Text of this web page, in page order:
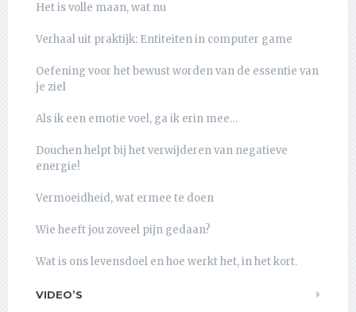
Het is volle maan, wat nu
Verhaal uit praktijk: Entiteiten in computer game
Oefening voor het bewust worden van de essentie van
je ziel
Als ik een emotie voel, ga ik erin mee…
Douchen helpt bij het verwijderen van negatieve
energie!
Vermoeidheid, wat ermee te doen
Wie heeft jou zoveel pijn gedaan?
Wat is ons levensdoel en hoe werkt het, in het kort.
VIDEO’S